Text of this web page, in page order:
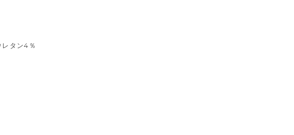
タン4％